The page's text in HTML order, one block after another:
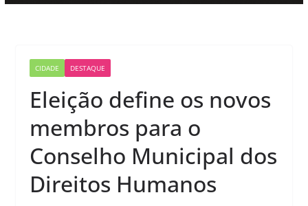
CIDADE DESTAQUE
Eleição define os novos
membros para o
Conselho Municipal dos
Direitos Humanos